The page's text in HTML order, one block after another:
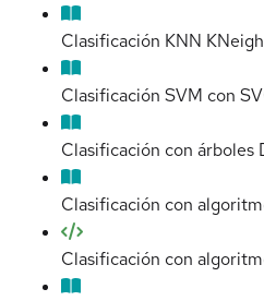
Clasificación KNN
Clasificación SVM con
Clasificación con árboles
Clasificación con
Clasificación con